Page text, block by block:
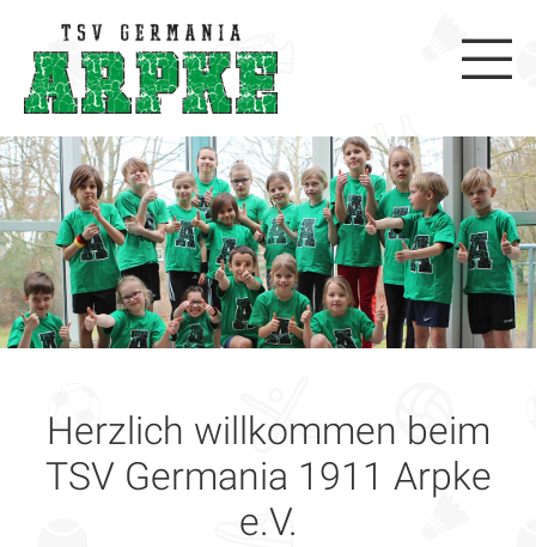
Herzlich willkommen beim
TSV Germania 1911 Arpke
e.V.